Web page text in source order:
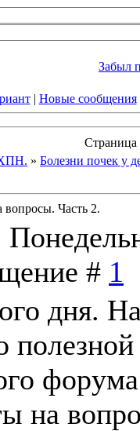
Забыл
| Новые сообщения
Страница
ХПН. » Болезни почек у
Часть 2.
# 1
дня.
на